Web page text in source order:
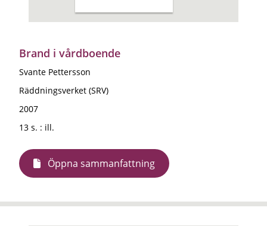
Brand i vårdboende
Svante Pettersson
Räddningsverket (SRV)
2007
13 s. : ill.
Öppna sammanfattning